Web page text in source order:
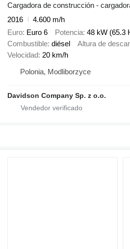
Cargadora de construcción -
2016
4.600 m/h
Euro Euro 6 Potencia 48 kW (65.3
Combustible diésel Altura de
Velocidad 20 km/h
Polonia, Modliborzyce
Davidson Company Sp. z o.o.